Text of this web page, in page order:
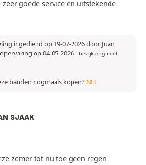
zeer goede service en uitstekende
ingediend op 19-07-2026 door Juan
op 04-05-2026- bekijk origineel
banden nogmaals kopen? NEE
SJAAK
zomer tot nu toe geen regen